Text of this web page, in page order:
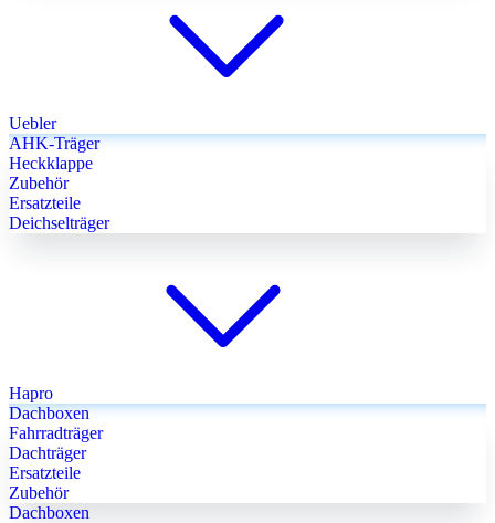
Uebler
AHK-Träger
Heckklappe
Zubehör
Ersatzteile
Deichselträger
Hapro
Dachboxen
Fahrradträger
Dachträger
Ersatzteile
Zubehör
Dachboxen